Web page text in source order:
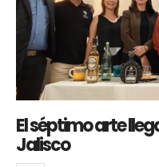
El séptimo arte
Jalisco